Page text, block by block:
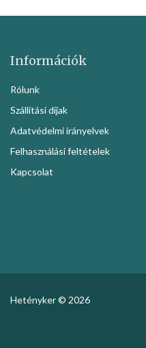
Információk
Rólunk
Szállítási díjak
Adatvédelmi irányelvek
Felhasználási feltételek
Kapcsolat
Hetényker © 2026